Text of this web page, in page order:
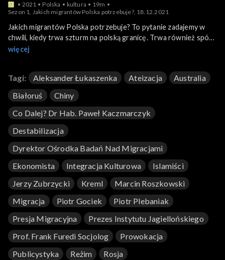
2021 Polska kultura
19m
Sezon 1, Jakich migrantów Polska potrzebuje?, 18.12.2021
Jakich migrantów Polska potrzebuje? To pytanie zadajemy w
chwili, kiedy trwa szturm na polską granicę. Trwa również spór
o to kogo, na jakich warunkach i kiedy należy do Polski
na podobne pytania w innych krajach w przeszłości? W
programie udział biorą: dr hab. Paweł Kaczmarczyk, dyrektor
Ośrodka Badań nad Migracjami, Uniwersytet Warszawski;
Marcin Roszkowski, ekonomista, prezes Instytutu
Jagiellońskiego; prof. Frank Furedi socjolog, Uniwersytet w
Kent; Piotr Plebaniak mieszkający na Tajwanie socjolog i
dziennikarz.
więcej
Tagi: Aleksander Łukaszenka Ateizacja
Australia
Białoruś
Chiny
Co Dalej? Dr Hab. Paweł Kaczmarczyk
Destabilizacja
Dyrektor Ośrodka Badań Nad Migracjami
Ekonomista
Integracja Kulturowa
Islamiści
Jerzy Zubrzycki
Kreml
Marcin Roszkowski
Migracja
Piotr Gociek
Piotr Plebaniak
Presja Migracyjna
Prezes Instytutu Jagiellońskiego
Prof. Frank Furedi Socjolog
Prowokacja
Publicystyka
Reżim
Rosja